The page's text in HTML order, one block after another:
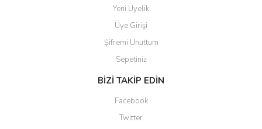
Yeni Üyelik
Üye Girişi
Şifremi Unuttum
Sepetiniz
BİZİ TAKİP EDİN
Facebook
Twitter